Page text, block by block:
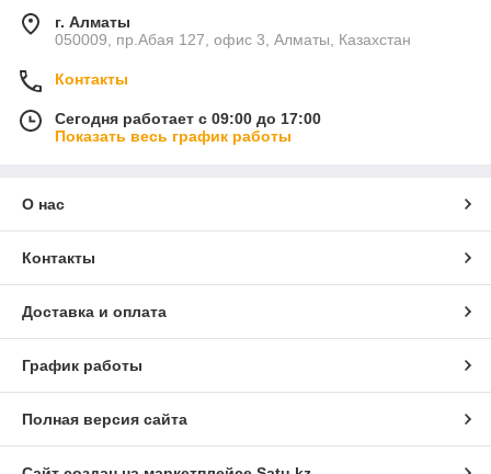
г. Алматы
050009, пр.Абая 127, офис 3, Алматы, Казахстан
Контакты
Сегодня работает с 09:00 до 17:00
Показать весь график работы
О нас
Контакты
Доставка и оплата
График работы
Полная версия сайта